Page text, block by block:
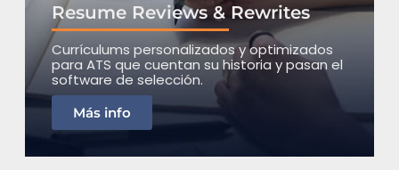
Resume Reviews & Rewrites
Currículums personalizados y optimizados
para ATS que cuentan su historia y pasan el
software de selección.
Más info